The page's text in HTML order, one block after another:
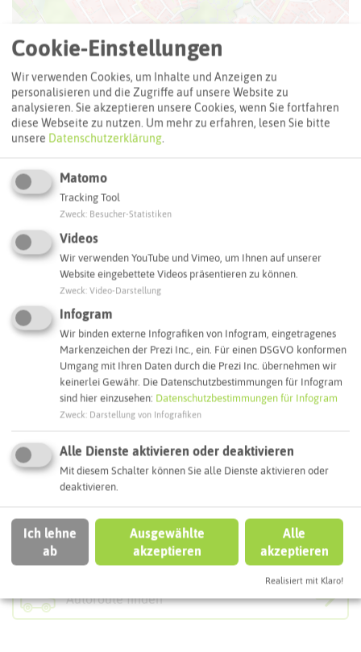
OpenStreetMap contributors |
Adresse:
Ferienwohnung HertenFlats
Feldstraße 75
45699 Herten
Webseite
Interaktive Karte
Routenplanung zum Ziel:
ÖPNV-Route finden
Autoroute finden
Cookie-Einstellungen
Wir verwenden Cookies, um Inhalte und Anzeigen zu
personalisieren und die Zugriffe auf unsere Website zu
analysieren. Sie akzeptieren unsere Cookies, wenn Sie fortfahren
diese Webseite zu nutzen. Um mehr zu erfahren, lesen Sie bitte
unsere Datenschutzerklärung.
Matomo
Tracking Tool
Zweck Besucher-Statistiken
Videos
Wir verwenden YouTube und Vimeo, um Ihnen auf unserer
Website eingebettete Videos präsentieren zu können.
Zweck Video-Darstellung
Infogram
Wir binden externe Infografiken von Infogram, eingetragenes
Markenzeichen der Prezi Inc., ein. Für einen DSGVO konformen
Umgang mit Ihren Daten durch die Prezi Inc. übernehmen wir
keinerlei Gewähr. Die Datenschutzbestimmungen für Infogram
sind hier einzusehen: Datenschutzbestimmungen für Infogram
Zweck Darstellung von Infografiken
Alle Dienste aktivieren oder deaktivieren
Mit diesem Schalter können Sie alle Dienste aktivieren oder
deaktivieren.
Ich lehne
ab
Ausgewählte
akzeptieren
Alle
akzeptieren
Realisiert mit Klaro!